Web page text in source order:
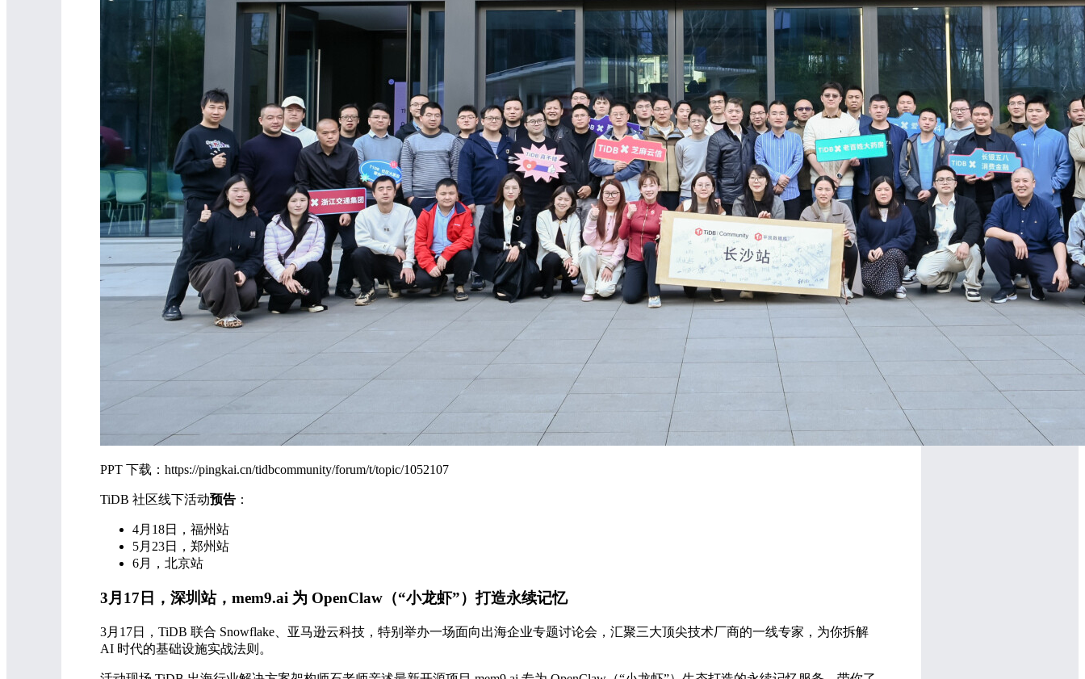
PPT 下载：https://pingkai.cn/tidbcommunity/forum/t/topic/1052107
TiDB 社区线下活动预告 ：
4月18日，福州站
5月23日，郑州站
6月，北京站
3月17日，深圳站，mem9.ai 为 OpenClaw（“小龙虾”）打造永续记忆
3月17日，TiDB 联合 Snowflake、亚马逊云科技，特别举办一场面向出海企业专题讨论会，汇聚三大顶尖技术厂商的一线专家，为你拆解
AI 时代的基础设施实战法则。